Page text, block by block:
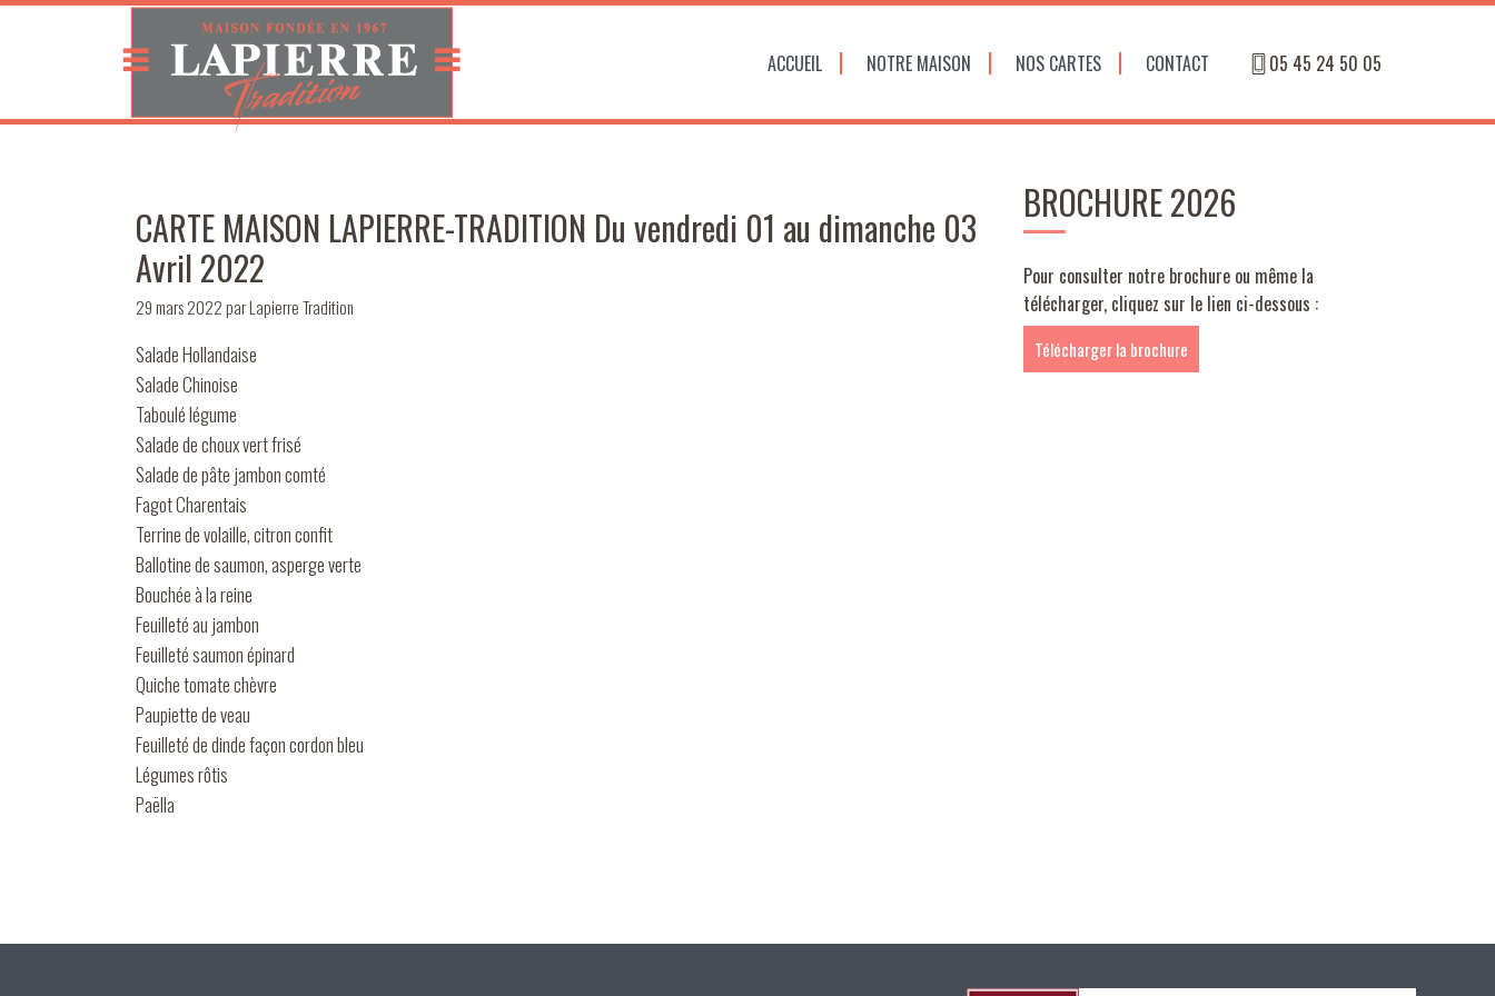
ACCUEIL NOTRE MAISON NOS CARTES CONTACT 05 45 24 50 05
CARTE MAISON LAPIERRE-TRADITION Du vendredi 01 au dimanche 03
Avril 2022
29 mars 2022parLapierre Tradition
Salade Hollandaise
Salade Chinoise
Taboulé légume
Salade de choux vert frisé
Salade de pâte jambon comté
Fagot Charentais
Terrine de volaille, citron confit
Ballotine de saumon, asperge verte
Bouchée à la reine
Feuilleté au jambon
Feuilleté saumon épinard
Quiche tomate chèvre
Paupiette de veau
Feuilleté de dinde façon cordon bleu
Légumes rôtis
Paëlla
BROCHURE 2026
Pour consulter notre brochure ou même la
télécharger, cliquez sur le lien ci-dessous :
Télécharger la brochure